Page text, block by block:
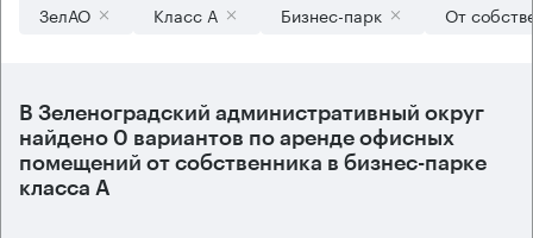
ЗелАО Класс А Бизнес-парк От
В Зеленоградский административный округ
найдено 0 вариантов по аренде офисных
помещений от собственника в бизнес-парке
класса А